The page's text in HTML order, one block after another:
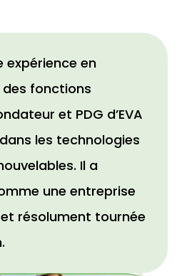
expérience en
fonctions
et PDG d’EVA
les technologies
Il a
une entreprise
résolument tournée